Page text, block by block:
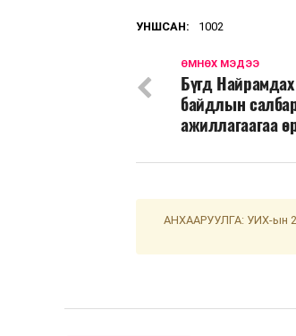
УНШСАН: 1002
ӨМНӨХ МЭДЭЭ
Бүгд
байдлын
ажиллагаагаа
АНХААРУУЛГА: УИХ-ын